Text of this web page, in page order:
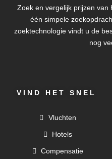
Zoek en vergelijk prijzen
één simpele
zoektechnologie vindt u de
nog
VIND HET SNEL
Vluchten
Hotels
Compensatie